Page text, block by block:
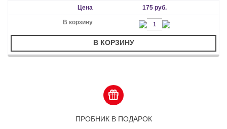
175 руб.
В КОРЗИНУ
ПРОБНИК В ПОДАРОК